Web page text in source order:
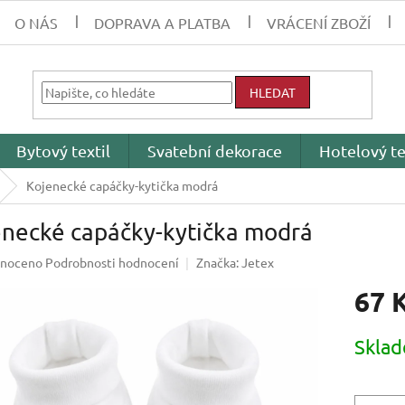
O NÁS DOPRAVA A PLATBA VRÁCENÍ ZBOŽÍ
HLEDAT
Bytový textil Svatební dekorace Hotelový
Kojenecké capáčky-kytička modrá
capáčky-kytička modrá
Podrobnosti hodnocení Značka:Jetex
67
cena: